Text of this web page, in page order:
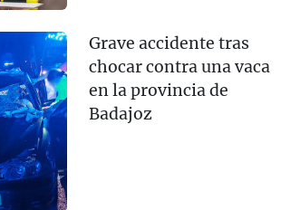
Grave accidente tras
chocar contra una vaca
en la provincia de
Badajoz